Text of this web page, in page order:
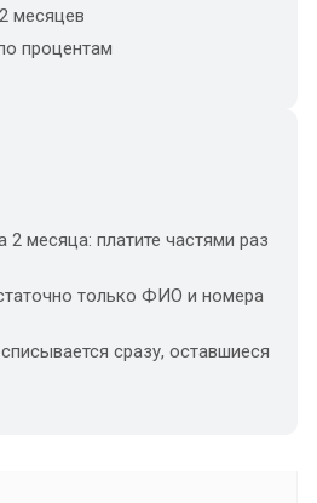
месяцев
процентам
2 месяца: платите частями раз
только ФИО и номера
сразу, оставшиеся